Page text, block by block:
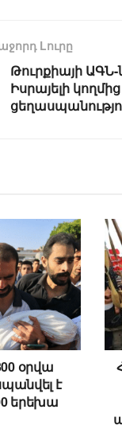
Lուրը
Թուրքիայի
Իսրայելի
օրվա
է
երեխա